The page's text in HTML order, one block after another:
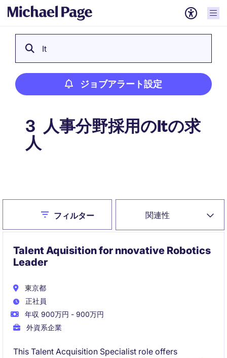
It
ジョブアラート設定
3 人事分野採用のItの求
人
関連性
Closeフィルター
Talent Aquisition for nnovative Robotics
Leader
東京都
正社員
年収 900万円 - 900万円
外資系企業
This Talent Acquisition Specialist role offers